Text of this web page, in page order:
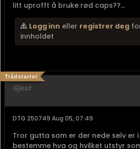
litt uprofft å bruke rød caps??...
Logg inn eller registrer deg
innholdet
Gjest
Trådstarter
DTG 250749 Aug 05, 07:49
Tror gutta som er der nede selv er
bestemme hva og hvilket utstyr